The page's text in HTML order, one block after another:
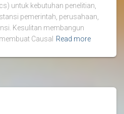
untuk kebutuhan penelitian,
pemerintah, perusahaan,
Kesulitan membangun
Causal
Read more